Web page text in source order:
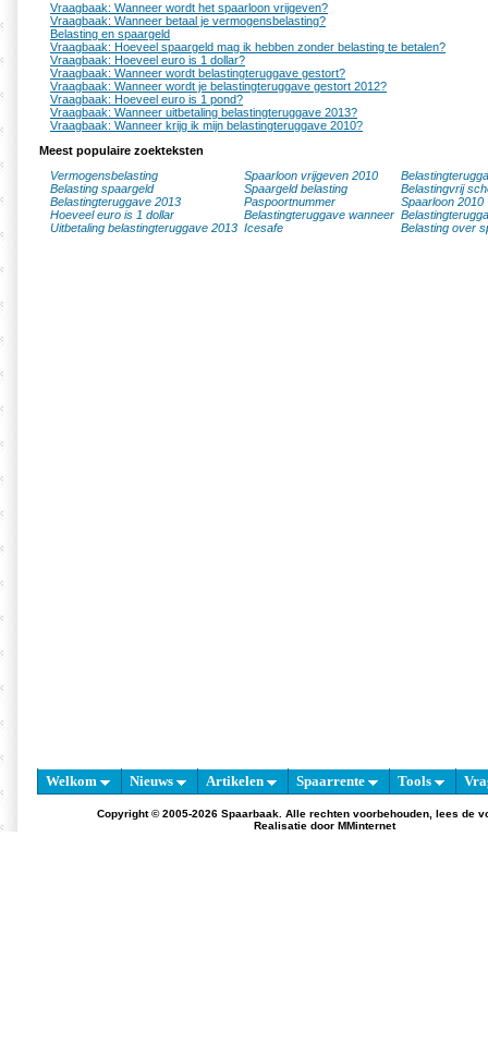
Vraagbaak: Wanneer wordt het spaarloon vrijgeven?
Vraagbaak: Wanneer betaal je vermogensbelasting?
Belasting en spaargeld
Vraagbaak: Hoeveel spaargeld mag ik hebben zonder belasting te betalen?
Vraagbaak: Hoeveel euro is 1 dollar?
Vraagbaak: Wanneer wordt belastingteruggave gestort?
Vraagbaak: Wanneer wordt je belastingteruggave gestort 2012?
Vraagbaak: Hoeveel euro is 1 pond?
Vraagbaak: Wanneer uitbetaling belastingteruggave 2013?
Vraagbaak: Wanneer krijg ik mijn belastingteruggave 2010?
Meest populaire zoekteksten
Vermogensbelasting
Spaarloon vrijgeven 2010
Belasting spaargeld
Spaargeld belasting
Belastingvrij
Belastingteruggave 2013
Paspoortnummer
Spaarloon 2010
Hoeveel euro is 1 dollar
Belastingteruggave wanneer
Uitbetaling belastingteruggave 2013 Icesafe Belasting over
Welkom Nieuws Artikelen Spaarrente Tools
Copyright © 2005-2026 Spaarbaak. Alle rechten voorbehouden, lees de
Realisatie door MMinternet